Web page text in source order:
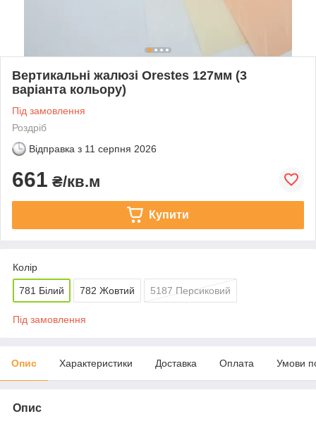
Вертикальні жалюзі Orestes 127мм (3
варіанта кольору)
Під замовлення
Роздріб
Відправка з 11 серпня 2026
661 ₴/кв.м
Купити
Колір
781 Білий 782 Жовтий 5187 Персиковий
Під замовлення
Опис Характеристики Доставка Оплата Умови
Опис